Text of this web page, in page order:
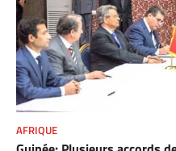
AFRIQUE